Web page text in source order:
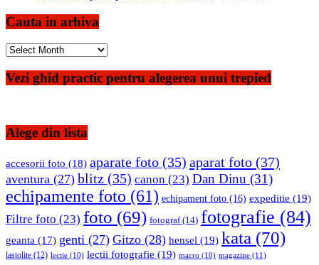
Cauta in arhiva
Cauta
arhiva
Vezi ghid practic pentru alegerea unui trepied
Alege din lista
accesorii foto (18) aparate foto (35) aparat foto (37)
aventura (27) blitz (35) canon (23) Dan Dinu (31)
echipamente foto (61) echipament foto (16) expeditie (19)
Filtre foto (23) foto (69) fotograf(14) fotografie (84)
geanta (17) genti (27) Gitzo (28) hensel (19) kata (70)
lastolite (12) lectie (10) lectii fotografie (19) macro (10) magazine (11)